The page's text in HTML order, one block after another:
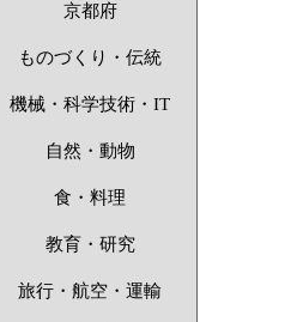
京都府
ものづくり・伝統
機械・科学技術・IT
自然・動物
食・料理
教育・研究
旅行・航空・運輸